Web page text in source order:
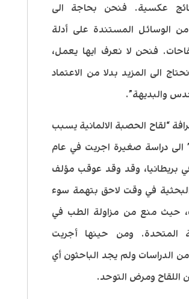
عكسية. فنحن بحاجة الى
من الوسائل المستندة على أدلة
فنحن لا نعرف ايها يعمل،
الى المزيد بدلا من الاعتماد
والبديهة”.
“لقاح الحصبة الالمانية يسبب
الى دراسة صغيرة اجريت في عام
في بريطانيا، وقد وقد عوقب مؤلف
البحثية في وقت لاحق بتهمة سوء
حيث منع من مزاولة الطب في
المتحدة. ومن حينها أجريت
الدراسات ولم يجد الباحثون أي
اللقاح ومرض التوحد.